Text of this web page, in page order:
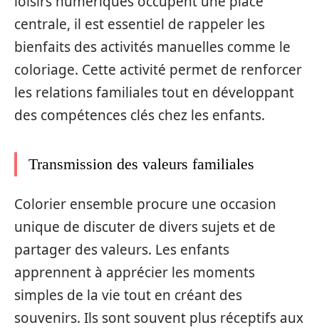
centrale, il est essentiel de rappeler les
bienfaits des activités manuelles comme le
coloriage. Cette activité permet de renforcer
les relations familiales tout en développant
des compétences clés chez les enfants.
Transmission des valeurs familiales
Colorier ensemble procure une occasion
unique de discuter de divers sujets et de
partager des valeurs. Les enfants
apprennent à apprécier les moments
simples de la vie tout en créant des
souvenirs. Ils sont souvent plus réceptifs aux